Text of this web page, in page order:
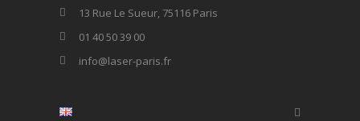
13 Rue Le Sueur, 75116 Paris
01 40 50 39 00
info@laser-paris.fr